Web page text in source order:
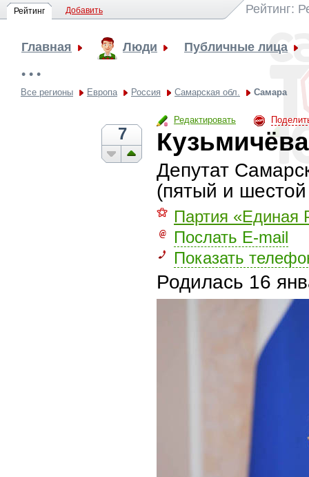
Рейтинг Добавить Рейтинг:
Главная Люди Публичные лица
• • •
Все регионы Европа Россия Самарская обл. Самара
Редактировать
7
Депутат
(пятый и
⚝
Партия «Единая
Послать E-mail
Показать
Родилась 16